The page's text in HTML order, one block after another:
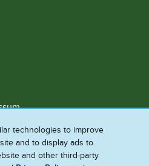
Droit
Sitemap
technologies to improve
and to display ads to
and other third-party